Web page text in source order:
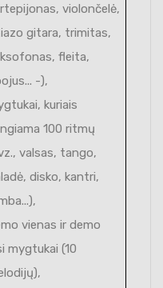
violončelė,
gitara, trimitas,
fleita,
-),
kuriais
100 ritmų
valsas, tango,
disko, kantri,
vienas ir demo
mygtukai (10